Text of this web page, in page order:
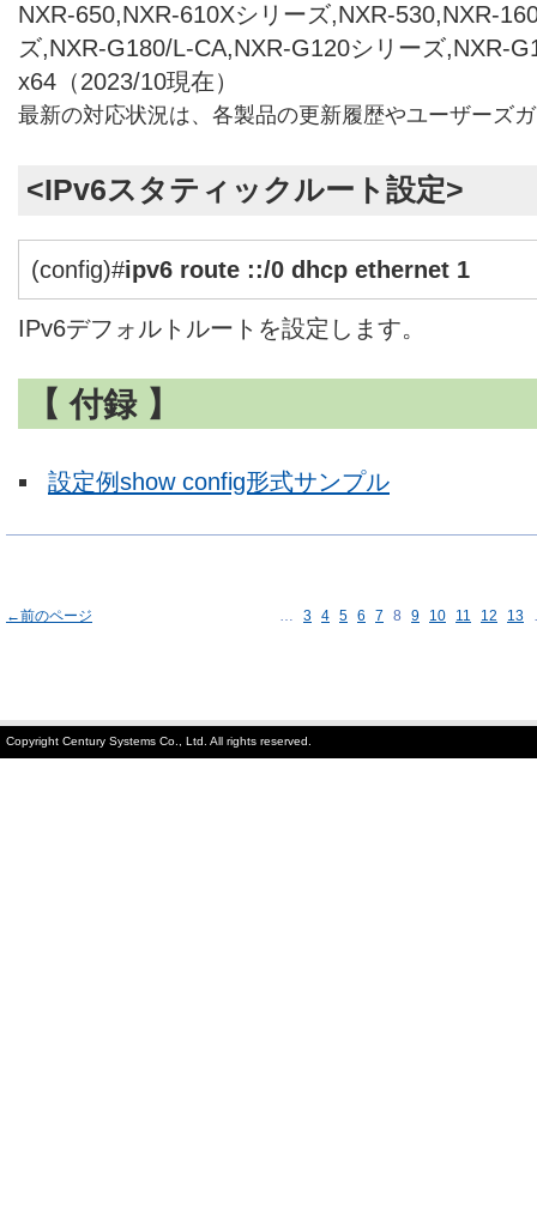
NXR-650,NXR-610Xシリーズ,NXR-530,NXR-
ズ,NXR-G180/L-CA,NXR-G120シリーズ,NXR-
x64（2023/10現在）
最新の対応状況は、各製品の更新履歴やユーザーズ
<IPv6スタティックルート設定>
(config)#ipv6 route ::/0 dhcp ethernet 1
IPv6デフォルトルートを設定します。
【 付録 】
設定例show config形式サンプル
←前のページ … 3 4 5 6 7 8 9 10 11 12 13
Copyright Century Systems Co., Ltd. All rights reserved.